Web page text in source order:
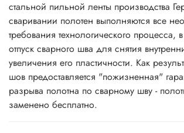
стальной пильной ленты производства
сваривании полотен выполняются все
требования технологического процесса,
отпуск сварного шва для снятия
увеличения его пластичности. Как
шов предоставляется "пожизненная"
разрыва полотна по сварному шву -
заменено бесплатно.